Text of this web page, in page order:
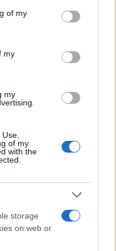
You may click to
its third-party tags to
in below Google
of my
my
my
of my
with the
storage
on web or
ξεχωρίσεις το
τις απομιμήσεις
Ελλάδα, από πρόβειο
στον κόσμο, συνήθως
Π.Ο.Π.